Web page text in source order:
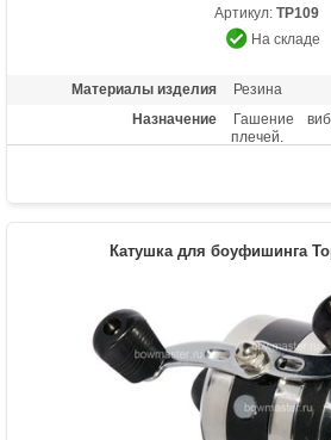
Артикул: TP109
На складе
Материалы изделия
Резина
Назначение
Гашение
плечей.
Катушка для боуфишинга